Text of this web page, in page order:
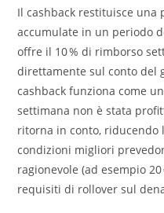
Il cashback restituisce
accumulate in un periodo
offre il 10 % di rimborso
direttamente sul conto del
cashback funziona come
settimana non è stata
ritorna in conto, riducendo
condizioni migliori
ragionevole (ad esempio 20
requisiti di rollover sul